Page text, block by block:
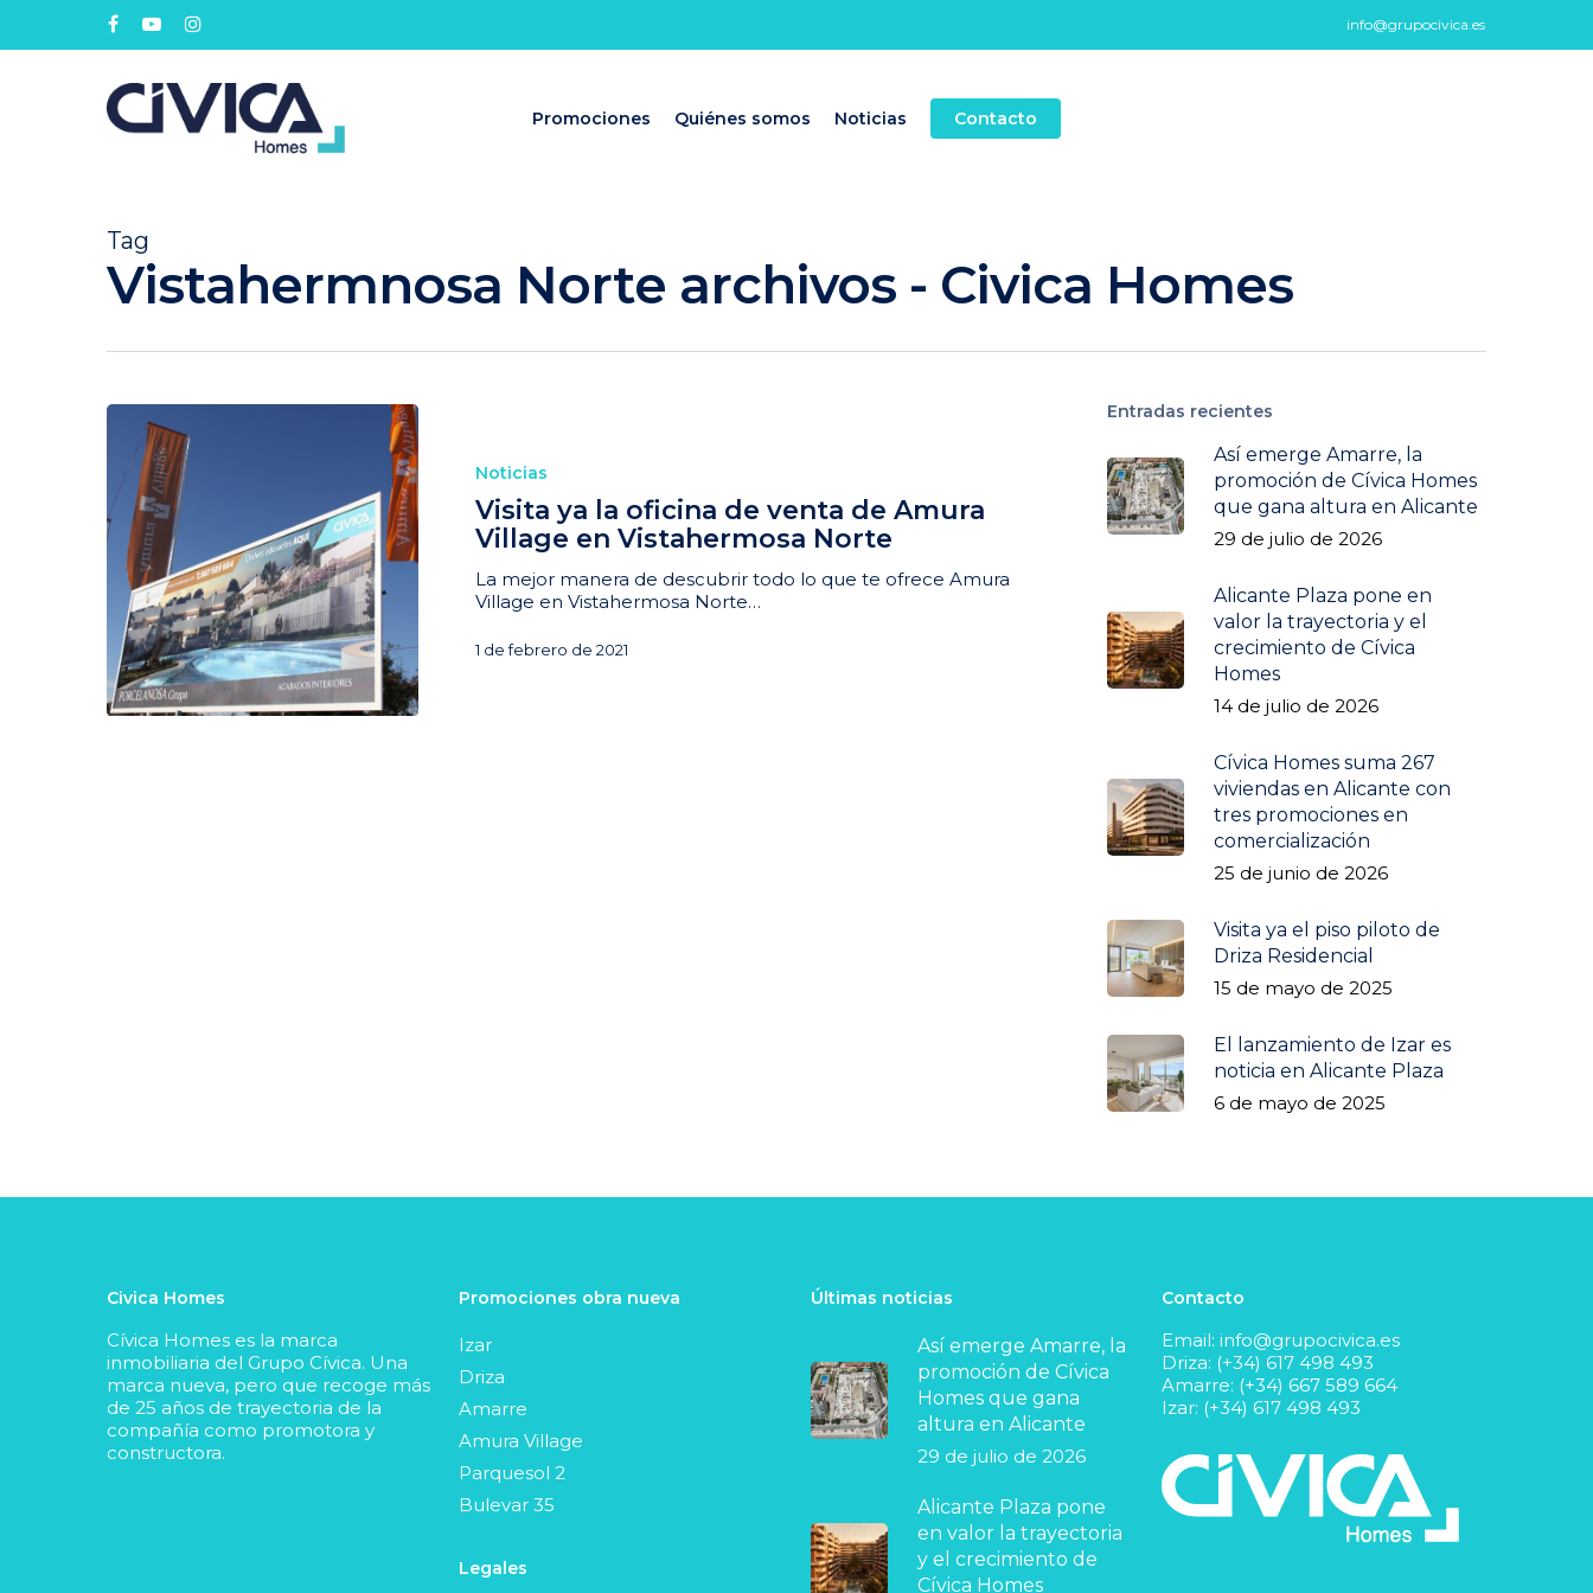
info@grupocivica.es
Promociones Quiénes somos Noticias Contacto
Tag
Vistahermnosa Norte archivos - Civica Homes
Noticias
Visita ya la oficina de venta de Amura
Village en Vistahermosa Norte
La mejor manera de descubrir todo lo que te ofrece Amura
Village en Vistahermosa Norte…
1 de febrero de 2021
Entradas recientes
Así emerge Amarre, la
promoción de Cívica Homes
que gana altura en Alicante
29 de julio de 2026
Alicante Plaza pone en
valor la trayectoria y el
crecimiento de Cívica
Homes
14 de julio de 2026
Cívica Homes suma 267
viviendas en Alicante con
tres promociones en
comercialización
25 de junio de 2026
Visita ya el piso piloto de
Driza Residencial
15 de mayo de 2025
El lanzamiento de Izar es
noticia en Alicante Plaza
6 de mayo de 2025
Civica Homes
Cívica Homes es la marca
inmobiliaria del Grupo Cívica. Una
marca nueva, pero que recoge más
de 25 años de trayectoria de la
compañía como promotora y
constructora.
Promociones obra nueva
Izar
Driza
Amarre
Amura Village
Parquesol 2
Bulevar 35
Legales
Últimas noticias
Así emerge Amarre, la
promoción de Cívica
Homes que gana
altura en Alicante
29 de julio de 2026
Alicante Plaza pone
en valor la trayectoria
y el crecimiento de
Cívica Homes
Contacto
Email: info@grupocivica.es
Driza: (+34) 617 498 493
Amarre: (+34) 667 589 664
Izar: (+34) 617 498 493